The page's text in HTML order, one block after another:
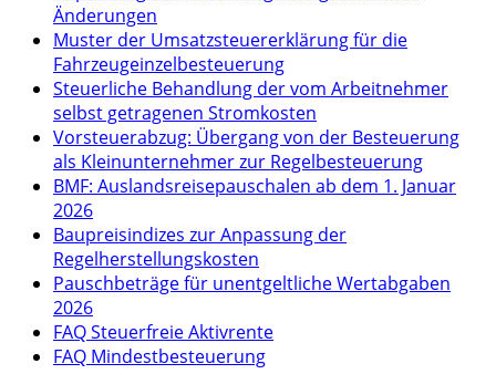
Änderungen
Muster der Umsatzsteuererklärung für die
Fahrzeugeinzelbesteuerung
Steuerliche Behandlung der vom Arbeitnehmer
selbst getragenen Stromkosten
Vorsteuerabzug: Übergang von der Besteuerung
als Kleinunternehmer zur Regelbesteuerung
BMF: Auslandsreisepauschalen ab dem 1. Januar
2026
Baupreisindizes zur Anpassung der
Regelherstellungskosten
Pauschbeträge für unentgeltliche Wertabgaben
2026
FAQ Steuerfreie Aktivrente
FAQ Mindestbesteuerung